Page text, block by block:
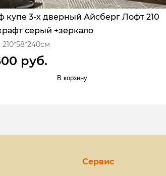
купе 3-х дверный Айсберг Лофт 210
серый +зеркало
руб.
В корзину
Сервис